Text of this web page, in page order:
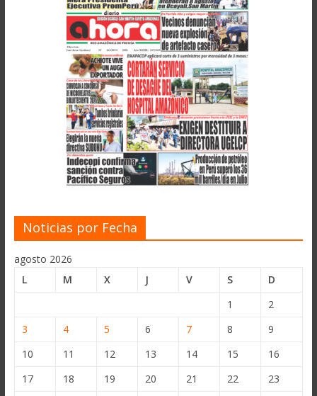
Noticias por Fecha
agosto 2026
L
M X J V S
D
1
2
3
4 5 6 7 8
9
10
11 12 13 14 15
16
17
18 19 20 21 22
23